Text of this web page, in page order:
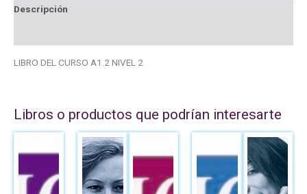
Descripción
LIBRO DEL CURSO A1.2 NIVEL 2
Libros o productos que podrían interesarte